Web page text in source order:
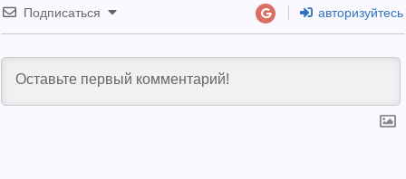
Подписаться авторизуйтесь